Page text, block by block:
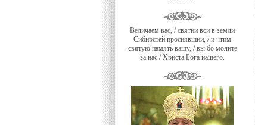
Величаем вас, / святии вси в земли
Сибирстей просиявшии, / и чтим
святую память вашу, / вы бо молите
за нас / Христа Бога нашего.